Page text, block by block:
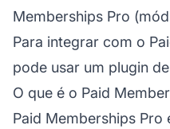
Memberships Pro
Para integrar com o
pode usar um plugin
O que é o Paid
Paid Memberships Pro